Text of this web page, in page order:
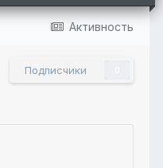
Активность
Подписчики